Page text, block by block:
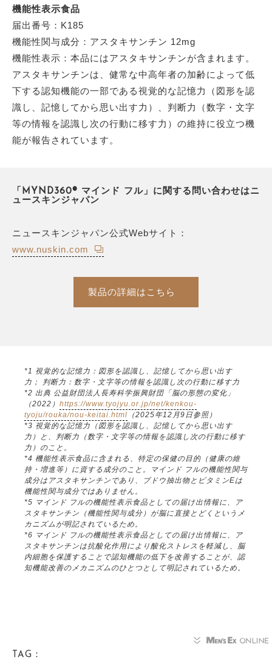
機能性表示食品
届出番号：K185
機能性関与成分：アスタキサンチン 12mg
機能性表示：本品にはアスタキサンチンが含まれます。
アスタキサンチンは、健常な中高年者の加齢によって低
下する認知機能の一部である視覚的な記憶力（図形を認
識し、記憶してから思い出す力）、判断力（数字・文字
等の情報を認識し次の行動に移す力）の維持に役立つ機
能が報告されています。
「MYND360® マインド フル」に関する問い合わせはニ
ュースキンジャパン
ニュースキンジャパン公式Webサイト：
www.nuskin.com
製品の詳細はこちら
*1 視覚的な記憶力：図形を認識し、記憶してから思い出す
力； 判断力：数字・文字等の情報を認識し次の行動に移す力
*2 出典 公益財団法人長寿科学振興財団「脳の形態の変化」
（2022） https://www.tyojyu.or.jp/net/kenkou-
tyoju/rouka/nou-keitai.html （2025年12月9日参照）
*3 視覚的な記憶力（図形を認識し、記憶してから思い出す
力）と、判断力（数字・文字等の情報を認識し次の行動に移す
力）のこと。
*4 機能性表示食品に含まれる、特定の保健の目的（健康の維
持・増進等）に資する成分のこと。マインド フルの機能性関与
成分はアスタキサンチンであり、ブドウ抽出物とビタミンEは
機能性関与成分ではありません。
*5 マインド フルの機能性表示食品としての届け出情報に、ア
スタキサンチン（機能性関与成分）が脳に直接とどくというメ
カニズムが明記されているため。
*6 マインド フルの機能性表示食品としての届け出情報に、ア
スタキサンチンは抗酸化作用により酸化ストレスを軽減し、脳
内細胞を保護することで認知機能の低下を改善することが、認
知機能改善のメカニズムのひとつとして明記されているため。
TAG：